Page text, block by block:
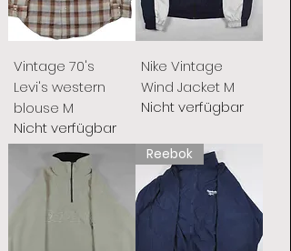
Vintage 70's
Levi's western
blouse M
Nicht verfügbar
Nike Vintage
Wind Jacket M
Nicht verfügbar
Reebok